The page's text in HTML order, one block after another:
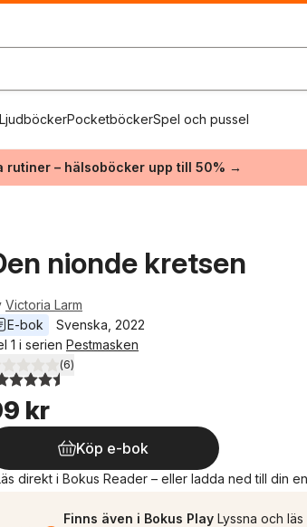
LjudböckerPocketböckerSpel och pussel
rutiner – hälsoböcker upp till 50% →
nionde kretsen
Victoria Larm
E-bok
Svenska 2022
1 i serien Pestmasken
utav 5 stjärnor. Totalt antal röster:
(6)
kr
Köp e-bok
direkt i Bokus Reader – eller ladda ned till din
Finns även i Bokus Play Lyssna och